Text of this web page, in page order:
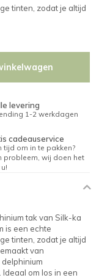
tinten, zodat je altijd
levering
1-2 werkdagen
cadeauservice
tijd om in te pakken?
probleem, wij doen het
tak van Silk-ka
is een echte
tinten, zodat je altijd
van
om los in een